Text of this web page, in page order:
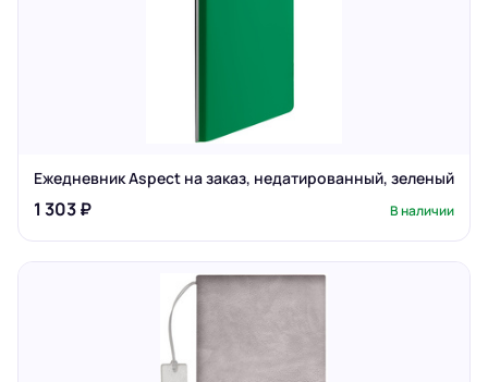
Ежедневник Aspect на заказ, недатированный, зеленый
1 303 ₽ В наличии